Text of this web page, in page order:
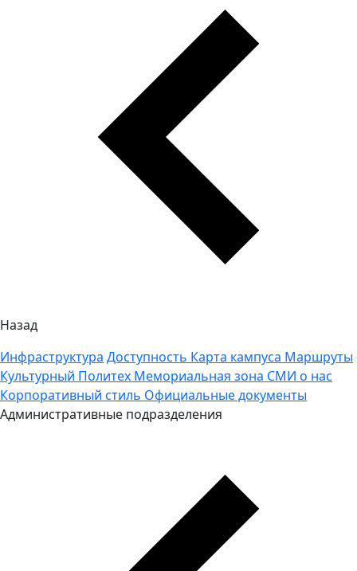
Назад
Инфраструктура Доступность Карта кампуса Маршруты
Культурный Политех Мемориальная зона СМИ о нас
Корпоративный стиль Официальные документы
Административные подразделения